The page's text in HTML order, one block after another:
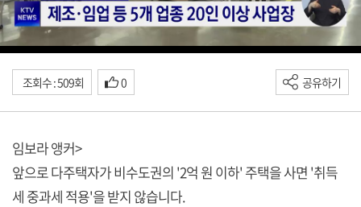
조회수 : 509회 0 공유하기
임보라 앵커>
앞으로 다주택자가 비수도권의 '2억 원 이하' 주택을 사면 '취득
세 중과세 적용'을 받지 않습니다.